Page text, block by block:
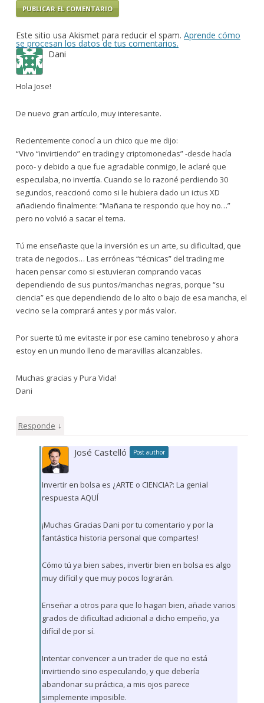
Este sitio usa Akismet para reducir el spam. Aprende cómo
se procesan los datos de tus comentarios.
Dani
Hola Jose!
De nuevo gran artículo, muy interesante.
Recientemente conocí a un chico que me dijo:
“Vivo “invirtiendo” en trading y criptomonedas” -desde hacía
poco- y debido a que fue agradable conmigo, le aclaré que
especulaba, no invertía. Cuando se lo razoné perdiendo 30
segundos, reaccionó como si le hubiera dado un ictus XD
añadiendo finalmente: “Mañana te respondo que hoy no…”
pero no volvió a sacar el tema.
Tú me enseñaste que la inversión es un arte, su dificultad, que
trata de negocios… Las erróneas “técnicas” del trading me
hacen pensar como si estuvieran comprando vacas
dependiendo de sus puntos/manchas negras, porque “su
ciencia” es que dependiendo de lo alto o bajo de esa mancha, el
vecino se la comprará antes y por más valor.
Por suerte tú me evitaste ir por ese camino tenebroso y ahora
estoy en un mundo lleno de maravillas alcanzables.
Muchas gracias y Pura Vida!
Dani
Responde ↓
José Castelló Post author
Invertir en bolsa es ¿ARTE o CIENCIA?: La genial
respuesta AQUÍ
¡Muchas Gracias Dani por tu comentario y por la
fantástica historia personal que compartes!
Cómo tú ya bien sabes, invertir bien en bolsa es algo
muy difícil y que muy pocos lograrán.
Enseñar a otros para que lo hagan bien, añade varios
grados de dificultad adicional a dicho empeño, ya
difícil de por sí.
Intentar convencer a un trader de que no está
invirtiendo sino especulando, y que debería
abandonar su práctica, a mis ojos parece
simplemente imposible.